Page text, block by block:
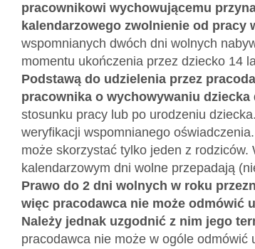
pracownikowi wychowującemu
kalendarzowego zwolnienie od pracy
wspomnianych dwóch dni wolnych
momentu ukończenia przez dziecko 14
Podstawą do udzielenia przez
pracownika o wychowywaniu dziecka
stosunku pracy lub po urodzeniu
weryfikacji wspomnianego
może skorzystać tylko jeden z
kalendarzowym dni wolne przepadają
Prawo do 2 dni wolnych w roku
więc pracodawca nie może odmówić
Należy jednak uzgodnić z nim jego
pracodawca nie może w ogóle